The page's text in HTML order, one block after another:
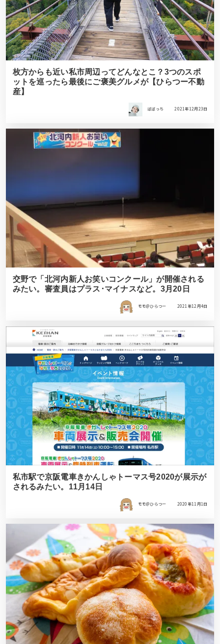
枚方からも近い私市周辺ってどんなとこ？3つのスポ
ットを巡ったら最後にご褒美グルメが【ひらつー不動
産】
ばばっち 2021年12月23日
交野で「北河内新人お笑いコンクール」が開催される
みたい。審査員はプラス･マイナスなど。3月20日
モモ＠ひらつー 2021年12月4日
私市駅で京阪電車きかんしゃトーマス号2020が展示が
されるみたい。11月14日
モモ＠ひらつー 2020年11月1日